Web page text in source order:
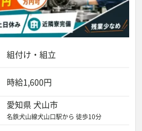
組付け・組立
時給1,600円
愛知県 犬山市
名鉄犬山線犬山口駅から 徒歩10分